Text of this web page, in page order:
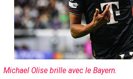
Michael Olise brille avec le Bayern.
Sondages
Tableau transferts L1
Taille de la police
Paramètrages / Options